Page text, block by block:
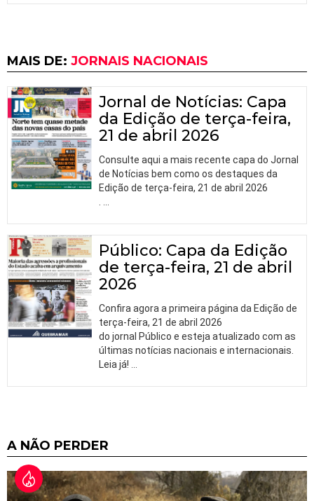
MAIS DE: JORNAIS NACIONAIS
Jornal de Notícias: Capa
da Edição de terça-feira,
21 de abril 2026
Consulte aqui a mais recente capa do Jornal
de Notícias bem como os destaques da
Edição de terça-feira, 21 de abril 2026
Público: Capa da Edição
de terça-feira, 21 de abril
2026
Confira agora a primeira página da Edição de
terça-feira, 21 de abril 2026
do jornal Público e esteja atualizado com as
últimas notícias nacionais e internacionais.
Leia já!
A NÃO PERDER